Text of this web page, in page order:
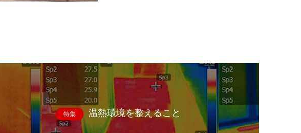
特集 温熱環境を整えること